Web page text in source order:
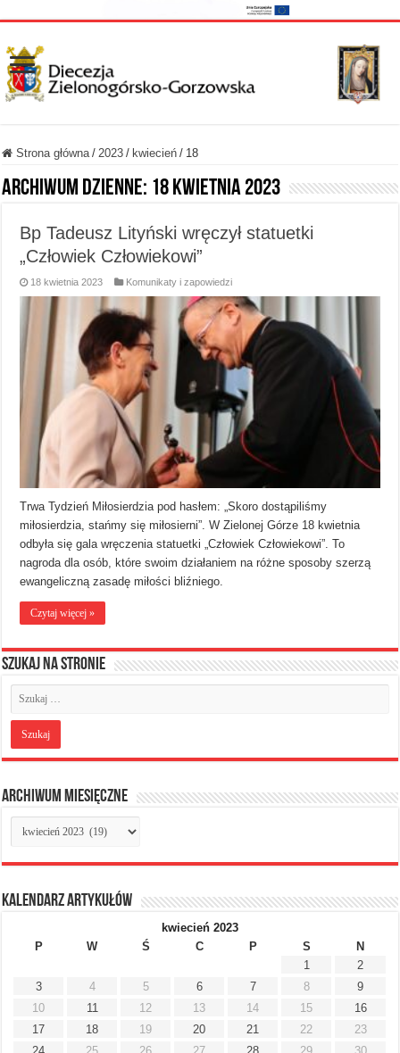
Strona główna / 2023 / kwiecień / 18
Archiwum dzienne: 18 kwietnia 2023
Bp Tadeusz Lityński wręczył statuetki
„Człowiek Człowiekowi”
18 kwietnia 2023 Komunikaty i zapowiedzi
Trwa Tydzień Miłosierdzia pod hasłem: „Skoro dostąpiliśmy
miłosierdzia, stańmy się miłosierni”. W Zielonej Górze 18 kwietnia
odbyła się gala wręczenia statuetki „Człowiek Człowiekowi”. To
nagroda dla osób, które swoim działaniem na różne sposoby szerzą
ewangeliczną zasadę miłości bliźniego.
Czytaj więcej »
Szukaj na stronie
Archiwum miesięczne
Archiwum
miesięczne
Kalendarz artykułów
kwiecień 2023
P
W Ś C P S
N
1
2
3
4 5 6 7 8
9
10
11 12 13 14 15
16
17
18 19 20 21 22
23